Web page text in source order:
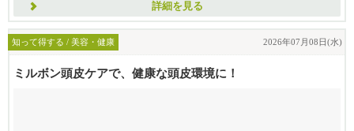
詳細を見る
知って得する / 美容・健康 2026年07月08日(水)
ミルボン頭皮ケアで、健康な頭皮環境に！